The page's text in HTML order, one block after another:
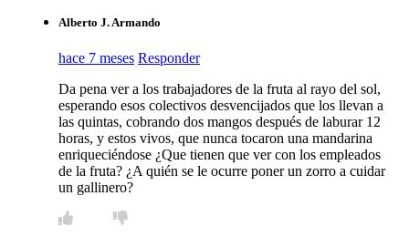
Alberto J. Armando
hace 7 meses Responder
Da pena ver a los trabajadores de la fruta al rayo del sol,
esperando esos colectivos desvencijados que los llevan a
las quintas, cobrando dos mangos después de laburar 12
horas, y estos vivos, que nunca tocaron una mandarina
enriqueciéndose ¿Que tienen que ver con los empleados
de la fruta? ¿A quién se le ocurre poner un zorro a cuidar
un gallinero?